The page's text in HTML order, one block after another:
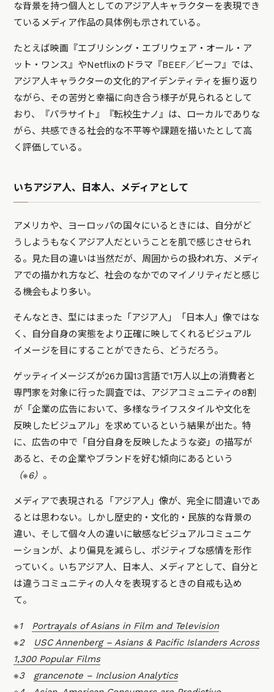
な背景を持つ個人としてのアジア人キャラクターを表現でき
ているメディア作品の具体例も示されている。
たとえば映画『エブリシング・エブリウェア・オール・ア
ット・ワンス』やNetflixのドラマ『BEEF／ビーフ』では、
アジア人キャラクターの文化的アイデンティティを振り返り
ながら、その苦労と幸福に向き合う様子が見られるとして
おり、『パラサイト』『転校生ナノ』は、ローカルでありな
がら、共感できる社会的な不平等や課題を描いたとして高
く評価している。
いちアジア人、日本人、メディアとして
アメリカや、ヨーロッパの国々にいるときには、自分がど
うしようもなくアジア人だということを肌で感じさせられ
る。見た目の違いは当然だが、周囲からの扱われ方、メディ
アでの描かれ方など、社会のなかでのマイノリティだと感じ
る機会もより多い。
そんなとき、型にはまった「アジア人」「日本人」像ではな
く、自分自身の実態をより正確に映してくれるビジュアル
イメージを目にすることができたら、どうだろう。
ゲッティイメージズが26カ国13言語で1万人以上の消費者と
専門家を対象に行った調査では、アジアコミュニティの8割
が「企業の広告において、多様なライフスタイルや文化を
反映したビジュアル」を求めているという結果が出た。特
に、広告の中で「自分自身を反映したような姿」の描写が
あると、その企業やブランドを好む傾向にあるという
（※6） 。
メディアで表現される「アジア人」像が、完全に間違いであ
るとは思わない。しかし歴史的・文化的・民族的な背景の
違い、そして個々人の違いに敏感なビジュアルコミュニケ
ーションが、より偏見を減らし、ポジティブな感情を形作
っていく。いちアジア人、日本人、メディアとして、自分と
は違うコミュニティの人々を表現するときの自戒も込め
て。
※1 Portrayals of Asians in Film and Television
※2 USC Annenberg – Asians & Pacific Islanders Across
1,300 Popular Films
※3 grancenote – Inclusion Analytics